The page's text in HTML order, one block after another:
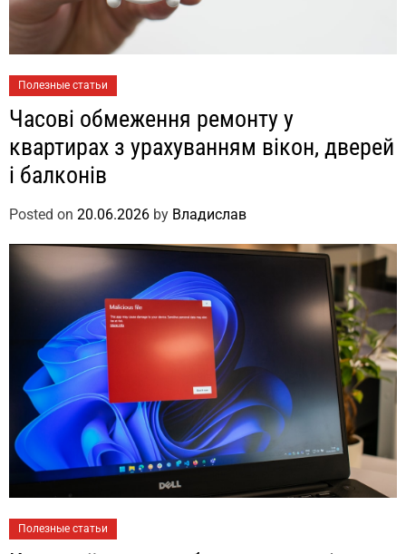
Полезные статьи
Часові обмеження ремонту у
квартирах з урахуванням вікон, дверей
і балконів
Posted on 20.06.2026 by Владислав
Полезные статьи